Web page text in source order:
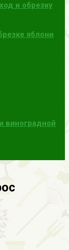
и обрезку
яблони
виноградной